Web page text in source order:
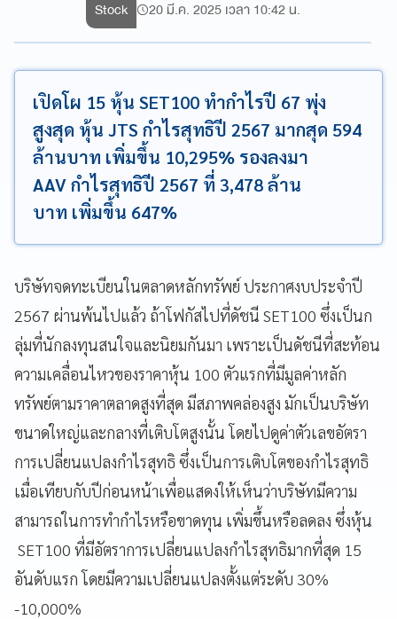
Stock 20 มี.ค. 2025 เวลา 10:42 น.
เปิดโผ 15 หุ้น SET100 ทำกำไรปี 67 พุ่ง
สูงสุด หุ้น JTS กำไรสุทธิปี 2567 มากสุด 594
ล้านบาท เพิ่มขึ้น 10,295% รองลงมา
AAV กำไรสุทธิปี 2567 ที่ 3,478 ล้าน
บาท เพิ่มขึ้น 647%
บริษัทจดทะเบียนในตลาดหลักทรัพย์ ประกาศงบประจำปี
2567 ผ่านพ้นไปแล้ว ถ้าโฟกัสไปที่ดัชนี SET100 ซึ่งเป็นก
ลุ่มที่นักลงทุนสนใจและนิยมกันมา เพราะเป็นดัชนีที่สะท้อน
ความเคลื่อนไหวของราคาหุ้น 100 ตัวแรกที่มีมูลค่าหลัก
ทรัพย์ตามราคาตลาดสูงที่สุด มีสภาพคล่องสูง มักเป็นบริษัท
ขนาดใหญ่และกลางที่เติบโตสูงนั้น โดยไปดูค่าตัวเลขอัตรา
การเปลี่ยนแปลงกำไรสุทธิ ซึ่งเป็นการเติบโตของกำไรสุทธิ
เมื่อเทียบกับปีก่อนหน้าเพื่อแสดงให้เห็นว่าบริษัทมีความ
สามารถในการทำกำไรหรือขาดทุน เพิ่มขึ้นหรือลดลง ซึ่งหุ้น
SET100 ที่มีอัตราการเปลี่ยนแปลงกำไรสุทธิมากที่สุด 15
อันดับแรก โดยมีความเปลี่ยนแปลงตั้งแต่ระดับ 30%
-10,000%